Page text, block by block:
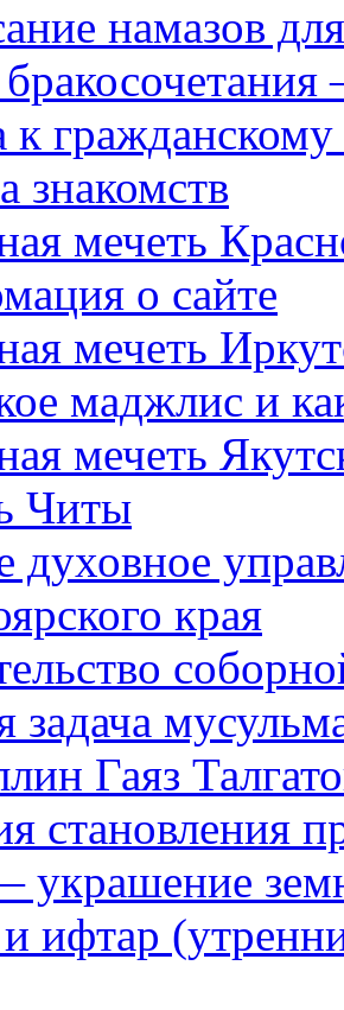
намазов
к гражданскому
знакомств
мечеть
о сайте
мечеть
маджлис и
мечеть
Читы
духовное
края
задача
Гаяз
становления
украшение
ифтар